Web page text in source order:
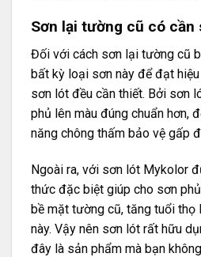
Sơn lại tường cũ có cần
Đối với cách sơn lại tường cũ
bất kỳ loại sơn này để đạt
sơn lót đều cần thiết. Bởi sơn
phủ lên màu đúng chuẩn hơn,
năng chông thấm bảo vệ gấp
Ngoài ra, với sơn lót Mykolor
thức đặc biệt giúp cho sơn
bề mặt tường cũ, tăng tuổi thọ
này. Vậy nên sơn lót rất hữu
đây là sản phẩm mà bạn